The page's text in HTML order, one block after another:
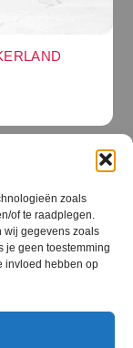
zoals
of te raadplegen.
wij gegevens zoals
je geen toestemming
invloed hebben op